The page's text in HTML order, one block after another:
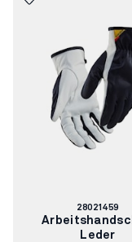
28021459
Leder